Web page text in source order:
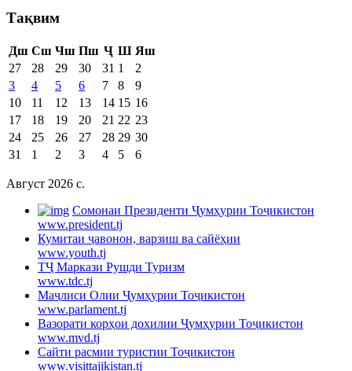
Тақвим
Дш Сш Чш Пш Ҷ Ш Яш
27
28 29 30 31 1
2
3
4 5 6 7 8
9
10
11 12 13 14 15 16
17
18 19 20 21 22 23
24
25 26 27 28 29 30
31
1 2 3 4 5 6
Август 2026 c.
Cомонаи Президенти Ҷумҳурии Тоҷикистон
www.president.tj
Кумитаи ҷавонон, варзиш ва сайёҳии
www.youth.tj
ТҶ Маркази Рушди Туризм
www.tdc.tj
Маҷлиси Олии Ҷумҳурии Тоҷикистон
www.parlament.tj
Вазорати корҳои дохилии Ҷумҳурии Тоҷикистон
www.mvd.tj
Сайти расмии туристии Тоҷикистон
www.visittajikistan.tj